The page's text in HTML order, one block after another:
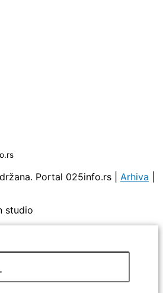
Portal 025info.rs | Arhiva
studio